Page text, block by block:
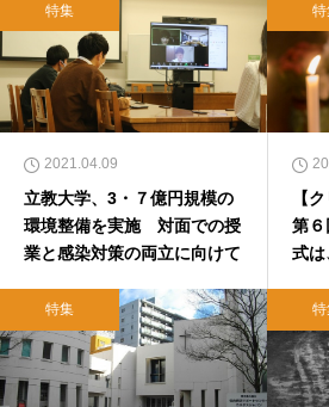
特集
2021.04.09
立教大学、3・７億円規模の
環境整備を実施 対面での授
業と感染対策の両立に向けて
【
第
式
特集